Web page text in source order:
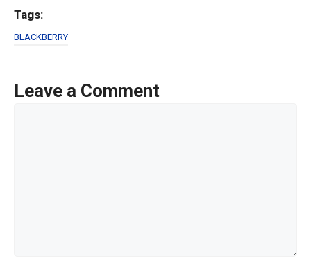
Tags:
BLACKBERRY
Leave a Comment